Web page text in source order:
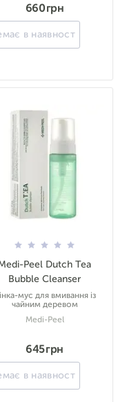
660 грн
в наявності
Peel Dutch Tea
Bubble Cleanser
мус для вмивання із
чайним деревом
Medi-Peel
645 грн
в наявності